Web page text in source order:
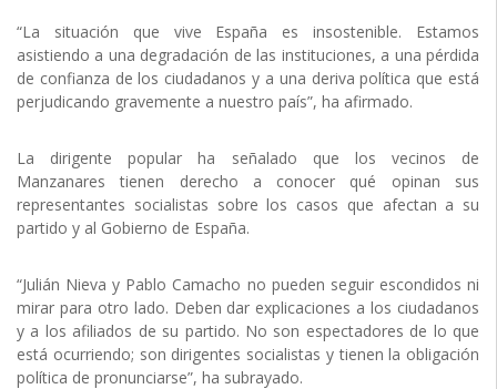
“La situación que vive España es insostenible. Estamos
asistiendo a una degradación de las instituciones, a una pérdida
de confianza de los ciudadanos y a una deriva política que está
perjudicando gravemente a nuestro país”, ha afirmado.
La dirigente popular ha señalado que los vecinos de
Manzanares tienen derecho a conocer qué opinan sus
representantes socialistas sobre los casos que afectan a su
partido y al Gobierno de España.
“Julián Nieva y Pablo Camacho no pueden seguir escondidos ni
mirar para otro lado. Deben dar explicaciones a los ciudadanos
y a los afiliados de su partido. No son espectadores de lo que
está ocurriendo; son dirigentes socialistas y tienen la obligación
política de pronunciarse”, ha subrayado.